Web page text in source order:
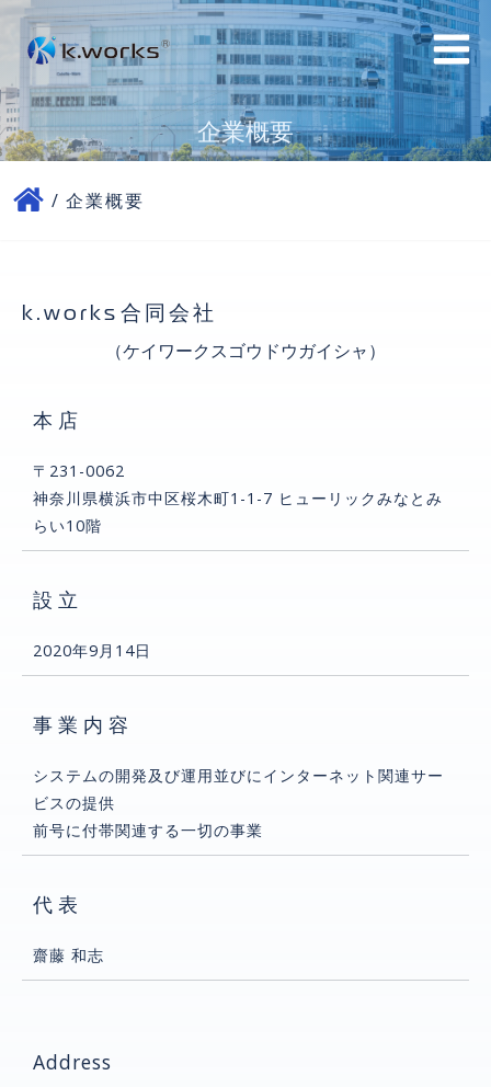
コ
ン
テ
ン
ツ
へ
企業概要
企業概要
k.works 合同会社
（ケイワークスゴウドウガイシャ）
本店
〒231-0062
神奈川県横浜市中区桜木町1-1-7 ヒューリックみなとみ
らい10階
設立
2020年9月14日
事業内容
システムの開発及び運用並びにインターネット関連サー
ビスの提供
前号に付帯関連する一切の事業
代表
齋藤 和志
Address